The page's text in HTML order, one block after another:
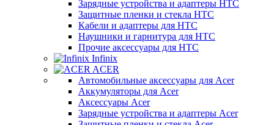
Зарядные устройства и адаптеры HTC
Защитные пленки и стекла HTC
Кабели и адаптеры для HTC
Наушники и гарнитура для HTC
Прочие аксессуары для HTC
Infinix
ACER
Автомобильные аксессуары для Acer
Аккумуляторы для Acer
Аксессуары Acer
Зарядные устройства и адаптеры Acer